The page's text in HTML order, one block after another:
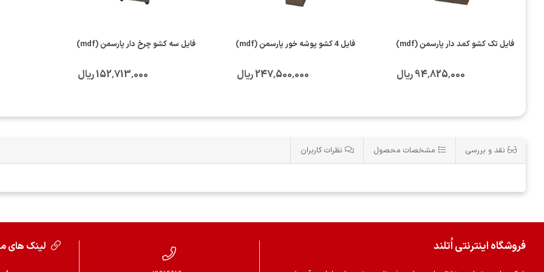
فایل تک کشو کمد دار پارسمن (mdf)
94٬825٬000 ریال
فایل 4 کشو پوشه خور پارسمن (mdf)
247٬500٬000 ریال
فایل سه کشو چرخ دار پارسمن (mdf)
152٬713٬000 ریال
نقد و بررسی مشخصات محصول نظرات کاربران
فروشگاه اینترنتی اُتلند لینک های